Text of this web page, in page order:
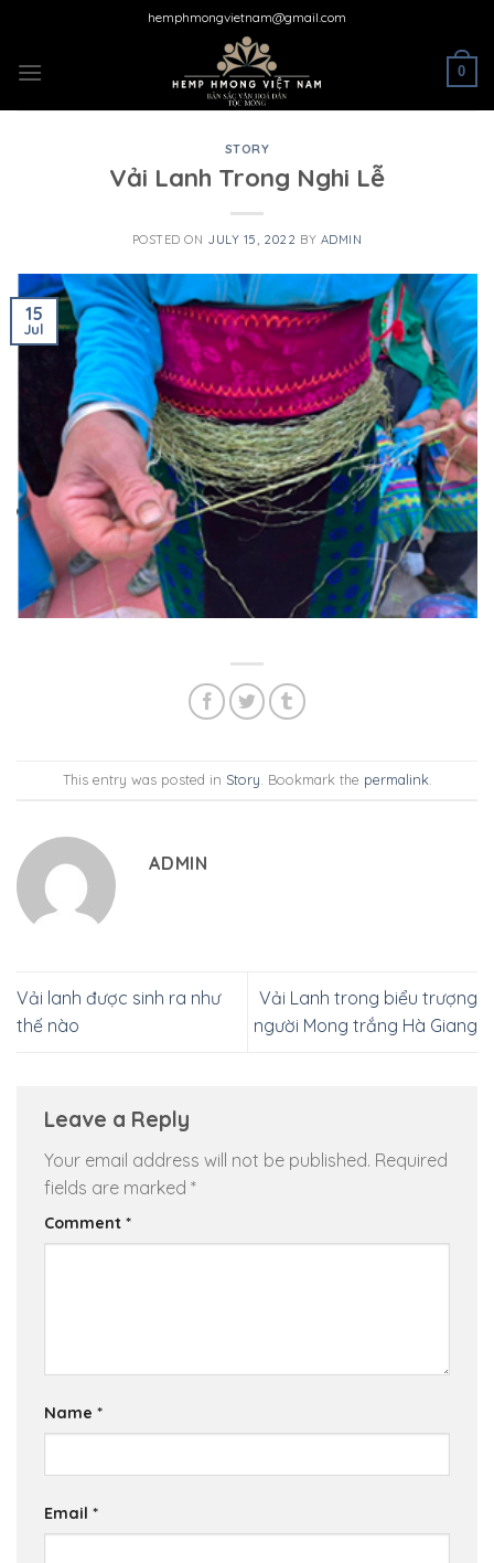
content
hemphmongvietnam@gmail.com
0
STORY
Vải Lanh Trong Nghi Lễ
POSTED ON JULY 15, 2022 BY ADMIN
15
Jul
This entry was posted in Story . Bookmark the permalink
ADMIN
Vải lanh được sinh ra như
thế nào
Vải Lanh trong biểu trượng
người Mong trắng Hà Giang
Leave a Reply
Your email address will not be published. Required
fields are marked *
Comment *
Name *
Email *